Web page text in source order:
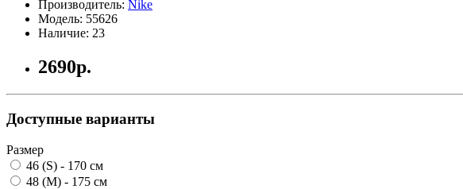
Производитель: Nike
Модель: 55626
Наличие: 23
2690р.
Доступные варианты
Размер
46 (S) - 170 см
48 (M) - 175 см